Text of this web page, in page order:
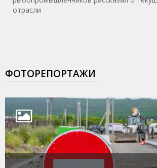
отрасли
ФОТОРЕПОРТАЖИ